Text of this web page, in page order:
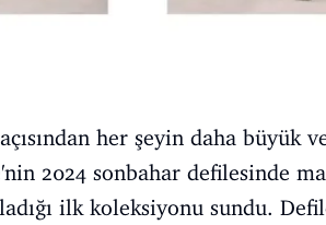
her şeyin daha büyük
2024 sonbahar defilesinde
ilk koleksiyonu sundu.